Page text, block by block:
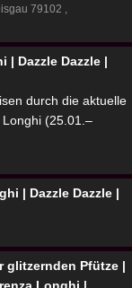
79102
Dazzle Dazzle |
durch die aktuelle
(25.01.–
| Dazzle Dazzle |
glitzernden Pfütze |
Longhi |